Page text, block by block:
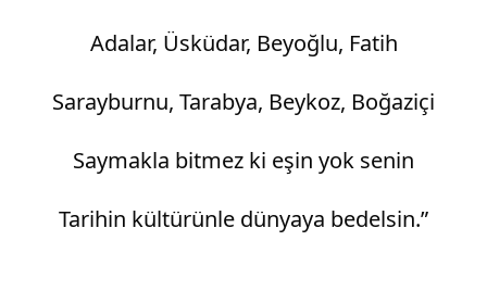
Adalar, Üsküdar, Beyoğlu, Fatih
Sarayburnu, Tarabya, Beykoz, Boğaziçi
Saymakla bitmez ki eşin yok senin
Tarihin kültürünle dünyaya bedelsin.”